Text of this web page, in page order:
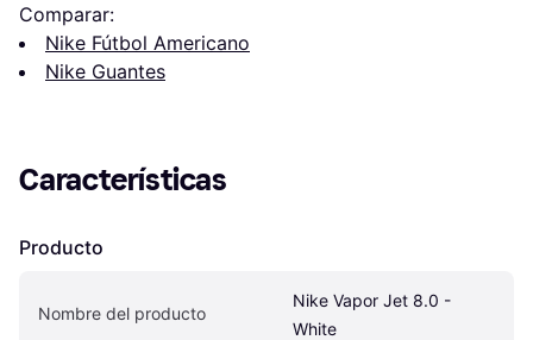
Comparar:
Nike Fútbol Americano
Nike Guantes
Características
Producto
Nombre del producto
Nike Vapor Jet 8.0 -
White